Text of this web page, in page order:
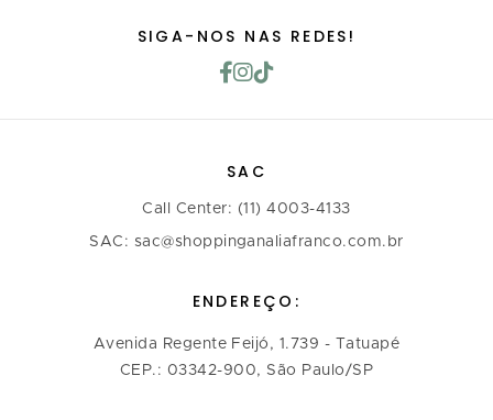
SIGA-NOS NAS REDES!
SAC
Call Center: (11) 4003-4133
SAC: sac@shoppinganaliafranco.com.br
ENDEREÇO:
Avenida Regente Feijó, 1.739 - Tatuapé
CEP.: 03342-900, São Paulo/SP